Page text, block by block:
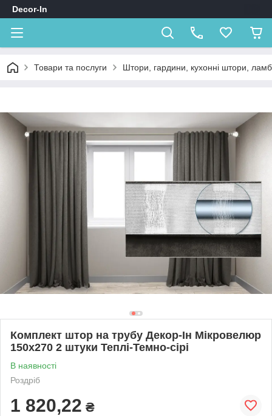
Decor-In
Товари та послуги Штори, гардини, кухонні штори,
Комплект штор на трубу Декор-Ін Мікровелюр
150x270 2 штуки Теплі-Темно-сірі
В наявності
Роздріб
1 820,22 ₴